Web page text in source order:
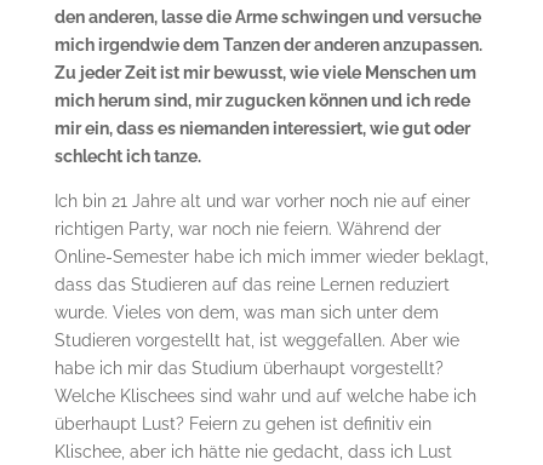
den anderen, lasse die Arme schwingen und versuche
mich irgendwie dem Tanzen der anderen anzupassen.
Zu jeder Zeit ist mir bewusst, wie viele Menschen um
mich herum sind, mir zugucken können und ich rede
mir ein, dass es niemanden interessiert, wie gut oder
schlecht ich tanze.
Ich bin 21 Jahre alt und war vorher noch nie auf einer
richtigen Party, war noch nie feiern. Während der
Online-Semester habe ich mich immer wieder beklagt,
dass das Studieren auf das reine Lernen reduziert
wurde. Vieles von dem, was man sich unter dem
Studieren vorgestellt hat, ist weggefallen. Aber wie
habe ich mir das Studium überhaupt vorgestellt?
Welche Klischees sind wahr und auf welche habe ich
überhaupt Lust? Feiern zu gehen ist definitiv ein
Klischee, aber ich hätte nie gedacht, dass ich Lust